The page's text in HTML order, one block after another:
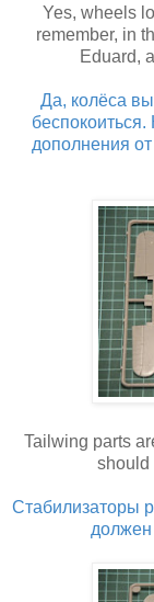
Yes, wheels
remember, in
Eduard,
Да, колёса
дополнения
Tailwing parts
should
Стабилизаторы
должен